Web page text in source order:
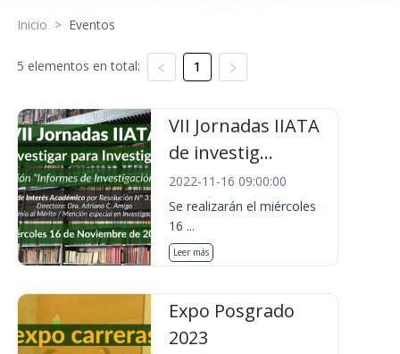
Inicio > Eventos
5 elementos en total: 1
VII Jornadas IIATA
de investig...
2022-11-16 09:00:00
Se realizarán el miércoles
16 ...
Leer más
Expo Posgrado
2023